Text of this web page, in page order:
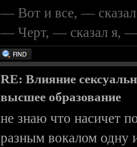
— Вот и все, —
— Черт, — сказал я, —
RE: Влияние
высшее образование
не знаю что насичет
разным вокалом одну